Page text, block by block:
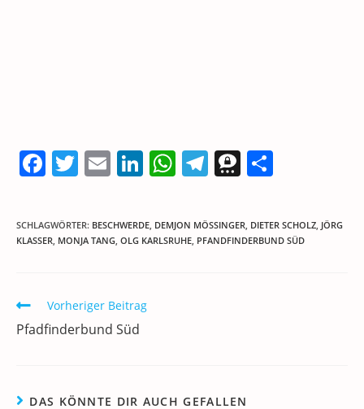
F
c
e
o
o
k
T
itt
er
E
ai
l
Li
k
e
W
at
s
T
e
gr
T
re
e
le
n
SCHLAGWÖRTER: BESCHWERDE, DEMJON MÖSSINGER, DIETER SCHOLZ, JÖRG
KLASSER, MONJA TANG, OLG KARLSRUHE, PFANDFINDERBUND SÜD
Weitere
Artikel
ansehen
Vorheriger Beitrag
Pfadfinderbund Süd
DAS KÖNNTE DIR AUCH GEFALLEN